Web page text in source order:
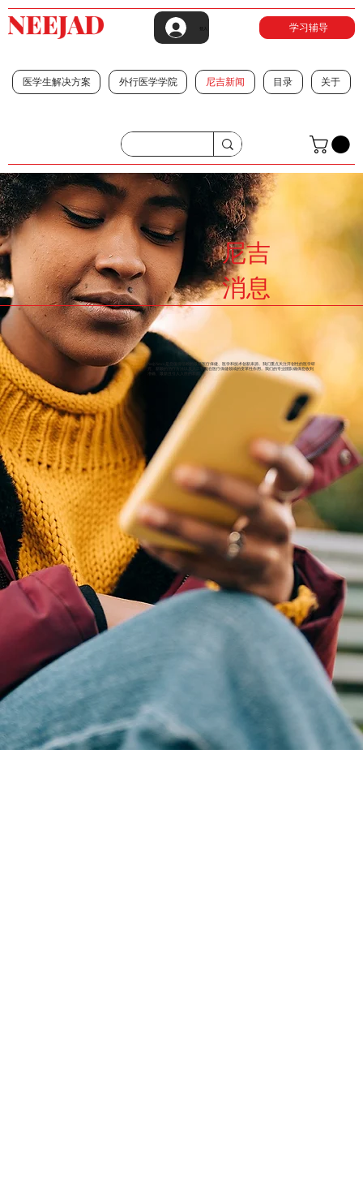
学习辅导
登入
医学生解决方案 外行医学学院 尼吉新闻 目录 关于
NeejyNews 是您值得信赖的最新医疗保健、医学和技术创新来源。我们重点关注开创性的医学研
究、新颖的治疗方法以及人工智能在医疗保健领域的变革性作用。我们的专业团队确保您收到
准确、最新且引人入胜的新闻。
尼吉
消息